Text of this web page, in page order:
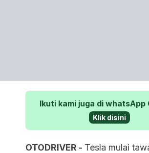
Ikuti kami juga di whatsApp
Klik disini
OTODRIVER - Tesla mulai